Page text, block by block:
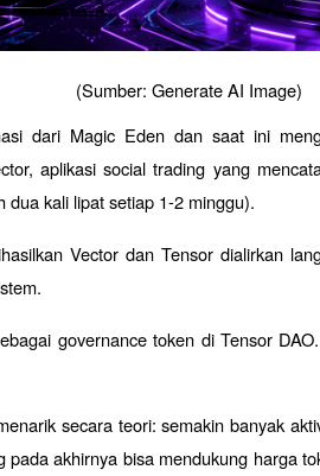
(Sumber: Generate AI Image)
dari Magic Eden dan saat ini
aplikasi social trading yang
dua kali lipat setiap 1-2 minggu).
Vector dan Tensor dialirkan
governance token di Tensor
secara teori: semakin banyak
akhirnya bisa mendukung harga